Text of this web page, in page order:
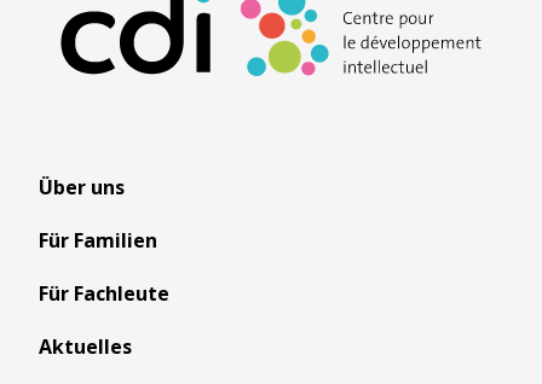
Über uns
Für Familien
Für Fachleute
Aktuelles